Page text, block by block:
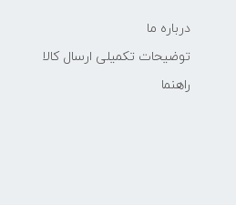
درباره ما
توضیحات تکمیلی ارسال کالا
راهنما